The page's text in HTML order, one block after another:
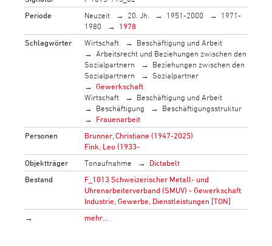
Periode
Neuzeit 20. Jh. 1951-2000
1971-
1980
1978
Schlagwörter
Wirtschaft
Beschäftigung und Arbeit
Arbeitsrecht und Beziehungen zwischen den
Sozialpartnern
Beziehungen zwischen den
Sozialpartnern
Sozialpartner
Gewerkschaft
Wirtschaft
Beschäftigung und Arbeit
Beschäftigung
Beschäftigungsstruktur
Frauenarbeit
Personen
Brunner, Christiane (1947-2025)
Fink, Leo (1933-
Objektträger
Tonaufnahme
Dictabelt
Bestand
F_1013 Schweizerischer Metall- und
Uhrenarbeiterverband (SMUV) - Gewerkschaft
Industrie, Gewerbe, Dienstleistungen [TON]
→
mehr…